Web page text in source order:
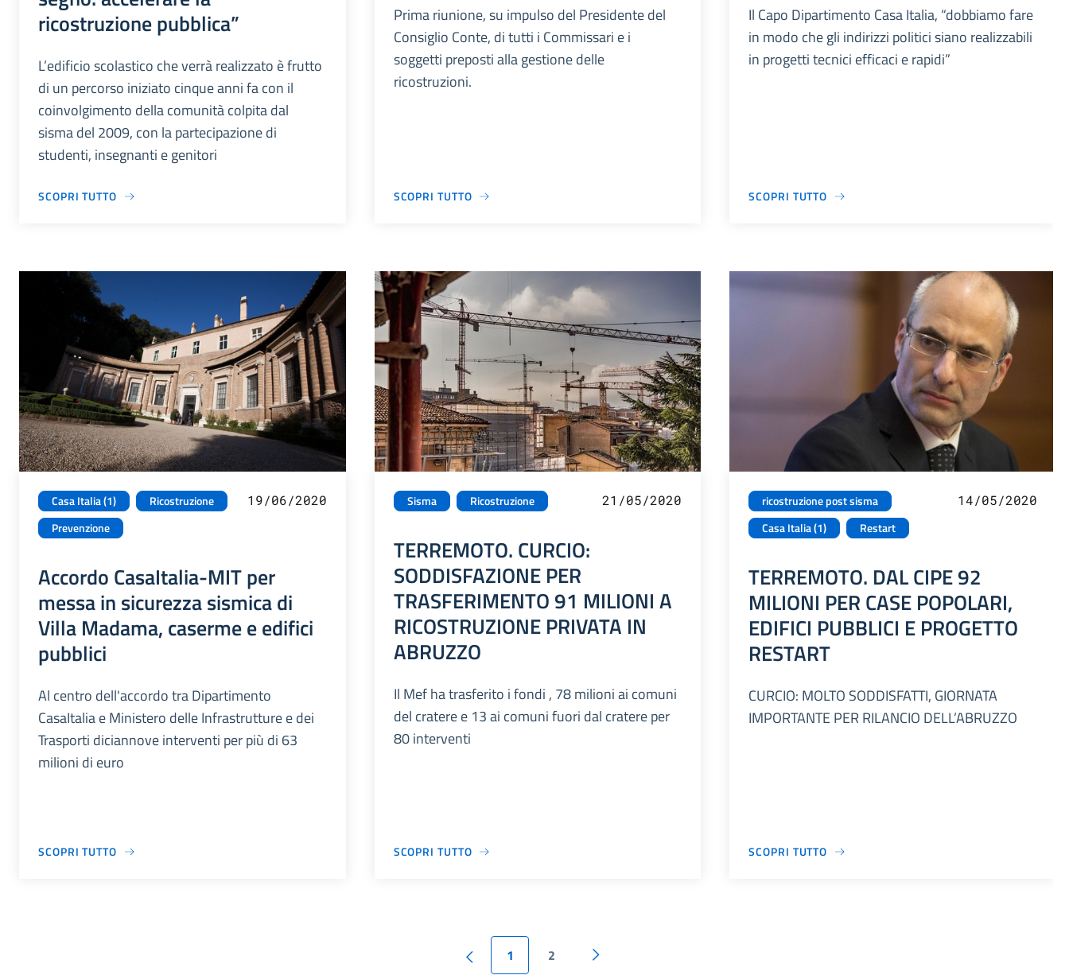
ricostruzione pubblica”
L’edificio scolastico che verrà realizzato è frutto
di un percorso iniziato cinque anni fa con il
coinvolgimento della comunità colpita dal
sisma del 2009, con la partecipazione di
studenti, insegnanti e genitori
SCOPRI TUTTO
Prima riunione, su impulso del Presidente del
Consiglio Conte, di tutti i Commissari e i
soggetti preposti alla gestione delle
ricostruzioni.
SCOPRI TUTTO
Il Capo Dipartimento Casa Italia, “dobbiamo fare
in modo che gli indirizzi politici siano realizzabili
in progetti tecnici efficaci e rapidi”
SCOPRI TUTTO
Casa Italia (1)
Ricostruzione
Prevenzione
19/06/2020
Accordo CasaItalia-MIT per
messa in sicurezza sismica di
Villa Madama, caserme e edifici
pubblici
Al centro dell'accordo tra Dipartimento
CasaItalia e Ministero delle Infrastrutture e dei
Trasporti diciannove interventi per più di 63
milioni di euro
SCOPRI TUTTO
Sisma Ricostruzione 21/05/2020
TERREMOTO. CURCIO:
SODDISFAZIONE PER
TRASFERIMENTO 91 MILIONI A
RICOSTRUZIONE PRIVATA IN
ABRUZZO
Il Mef ha trasferito i fondi , 78 milioni ai comuni
del cratere e 13 ai comuni fuori dal cratere per
80 interventi
SCOPRI TUTTO
ricostruzione post sisma
Casa Italia (1)
Restart
14/05/2020
TERREMOTO. DAL CIPE 92
MILIONI PER CASE POPOLARI,
EDIFICI PUBBLICI E PROGETTO
RESTART
CURCIO: MOLTO SODDISFATTI, GIORNATA
IMPORTANTE PER RILANCIO DELL’ABRUZZO
SCOPRI TUTTO
1 2